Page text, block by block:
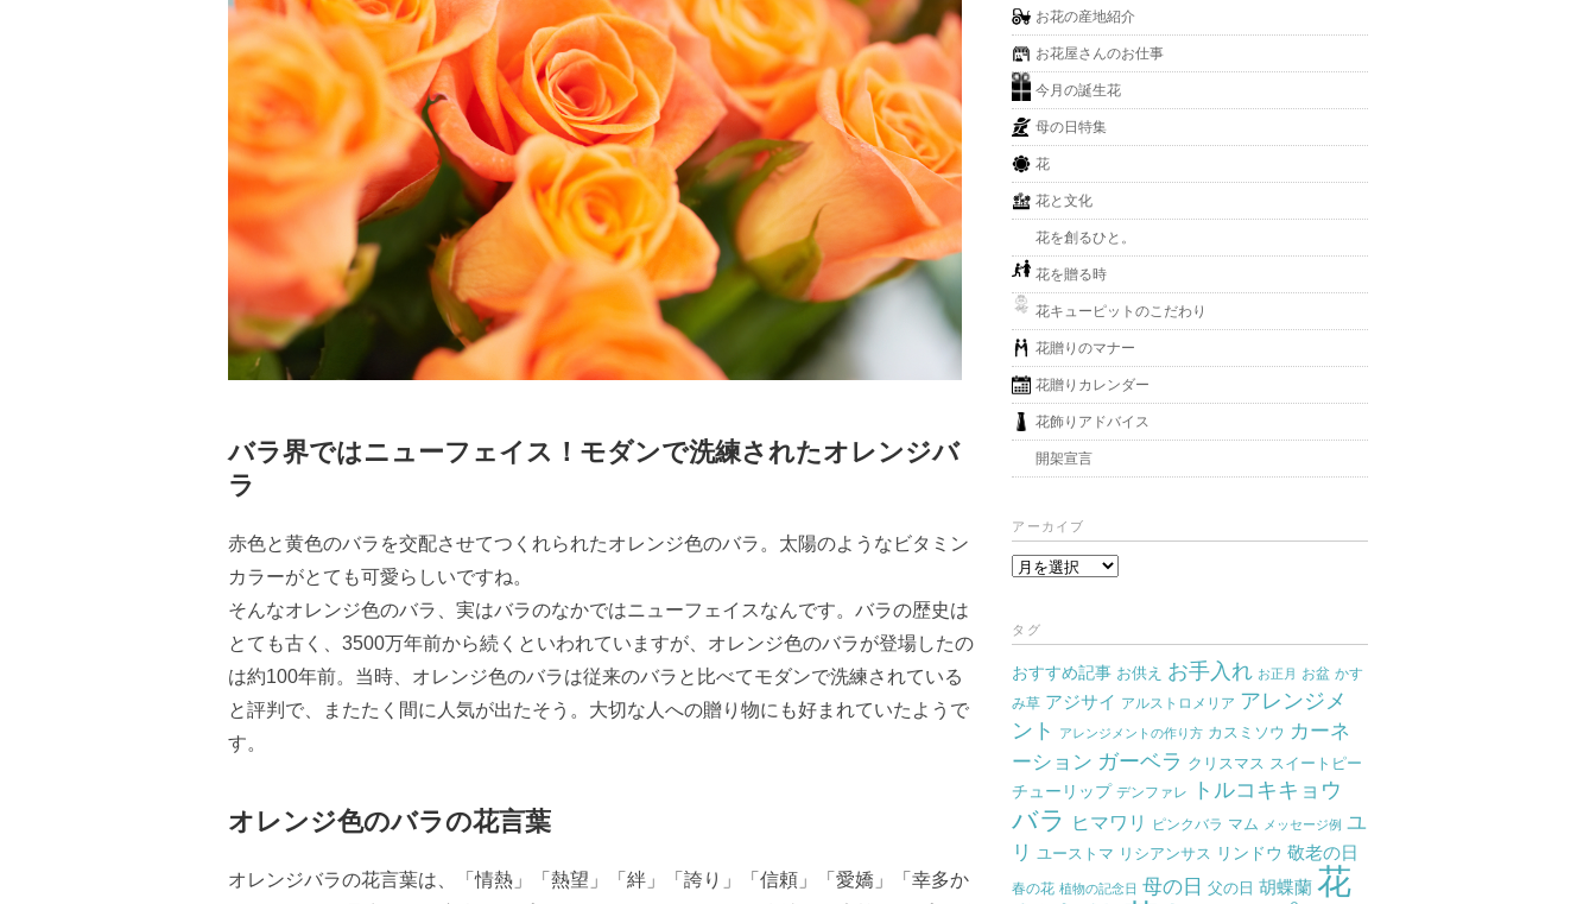
バラ界ではニューフェイス！モダンで洗練されたオレンジバ
ラ
赤色と黄色のバラを交配させてつくれられたオレンジ色のバラ。太陽のようなビタミン
カラーがとても可愛らしいですね。
そんなオレンジ色のバラ、実はバラのなかではニューフェイスなんです。バラの歴史は
とても古く、3500万年前から続くといわれていますが、オレンジ色のバラが登場したの
は約100年前。当時、オレンジ色のバラは従来のバラと比べてモダンで洗練されている
と評判で、またたく間に人気が出たそう。大切な人への贈り物にも好まれていたようで
す。
オレンジ色のバラの花言葉
オレンジバラの花言葉は、「情熱」「熱望」「絆」「誇り」「信頼」「愛嬌」「幸多か
お花の産地紹介
お花屋さんのお仕事
今月の誕生花
母の日特集
花
花と文化
花を創るひと。
花を贈る時
花キューピットのこだわり
花贈りのマナー
花贈りカレンダー
花飾りアドバイス
開架宣言
アーカイブ
ア
イ
ブ
タグ
おすすめ記事 お供え お手入れ お正月 お盆 かす
み草 アジサイ アルストロメリア アレンジメ
ント
アレンジメントの作り方 カスミソウ カーネ
ーション ガーベラ クリスマス スイートピー
チューリップ デンファレ トルコキキョウ
バラ ヒマワリ ピンクバラ マム メッセージ例 ユ
リ ユーストマ リシアンサス リンドウ 敬老の日
春の花 植物の記念日 母の日 父の日 胡蝶蘭 花